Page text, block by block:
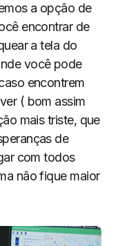
a opção de
encontrar de
a tela do
você pode
encontrem
( bom assim
mais triste, que
de
com todos
não fique maior